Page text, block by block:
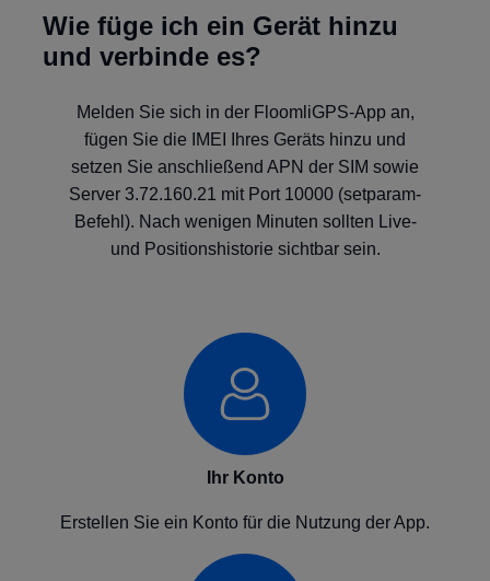
Wie füge ich ein Gerät hinzu
und verbinde es?
Melden Sie sich in der FloomliGPS-App an,
fügen Sie die IMEI Ihres Geräts hinzu und
setzen Sie anschließend APN der SIM sowie
Server 3.72.160.21 mit Port 10000 (setparam-
Befehl). Nach wenigen Minuten sollten Live-
und Positionshistorie sichtbar sein.
Ihr Konto
Erstellen Sie ein Konto für die Nutzung der App.